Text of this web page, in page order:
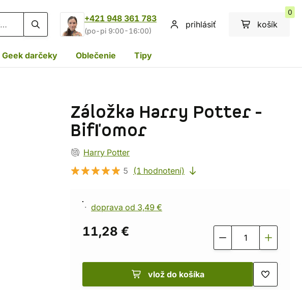
+421 948 361 783
(po-pi 9:00-16:00)
prihlásiť košík
0
Geek darčeky Oblečenie Tipy
Záložka Harry Potter -
Bifľomor
Harry Potter
5
(1 hodnotení)
doprava od 3,49 €
11,28 €
vlož do košíka